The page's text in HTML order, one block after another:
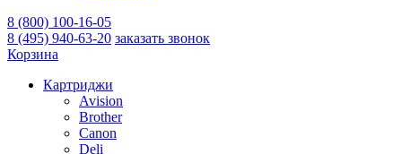
8 (800) 100-16-05
8 (495) 940-63-20 заказать звонок
Корзина
Картриджи
Avision
Brother
Canon
Deli